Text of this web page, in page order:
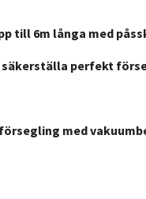
till 6m långa med
perfekt
med